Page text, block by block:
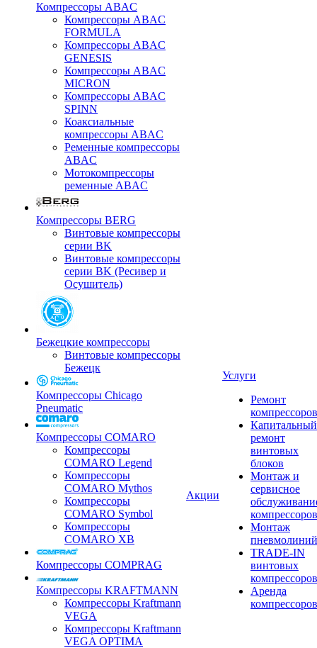
Компрессоры ABAC
Компрессоры ABAC
FORMULA
Компрессоры ABAC
GENESIS
Компрессоры ABAC
MICRON
Компрессоры ABAC
SPINN
Коаксиальные
компрессоры ABAC
Ременные компрессоры
ABAC
Мотокомпрессоры
ременные ABAC
Компрессоры BERG
Винтовые компрессоры
серии BK
Винтовые компрессоры
серии BK (Ресивер и
Осушитель)
Бежецкие компрессоры
Винтовые компрессоры
Бежецк
Компрессоры Chicago
Pneumatic
Компрессоры COMARO
Компрессоры
COMARO Legend
Компрессоры
COMARO Mythos
Компрессоры
COMARO Symbol
Компрессоры
COMARO XB
Компрессоры COMPRAG
Компрессоры KRAFTMANN
Компрессоры Kraftmann
VEGA
Компрессоры Kraftmann
VEGA OPTIMA
Акции
Услуги
Ремонт
компрессоров
Капитальный
ремонт
винтовых
блоков
Монтаж и
сервисное
компрессоров
Монтаж
пневмолиний
TRADE-IN
винтовых
компрессоров
Аренда
компрессоров